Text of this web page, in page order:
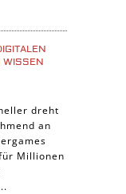
WISSEN
dreht
an
Millionen